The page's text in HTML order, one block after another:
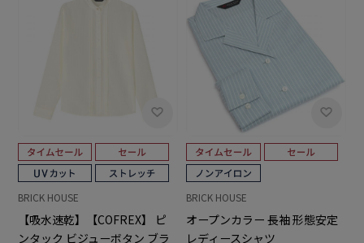
BRICK HOUSE
【吸水速乾】【COFREX】 ピ
ンタック ビジューボタン ブラ
BRICK HOUSE
オープンカラー 長袖 形態安定
レディースシャツ